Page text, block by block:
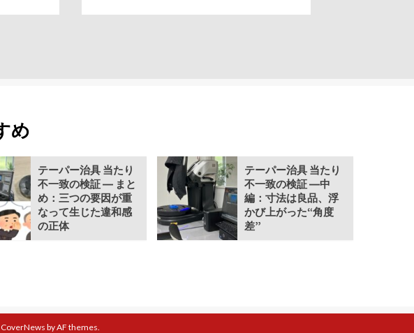
め
テーパー治具 当たり
不一致の検証 ― まと
め：三つの要因が重
なって生じた違和感
の正体
テーパー治具 当たり
不一致の検証 ―中
編：寸法は良品、浮
かび上がった“角度
差”
CoverNews by AF themes.